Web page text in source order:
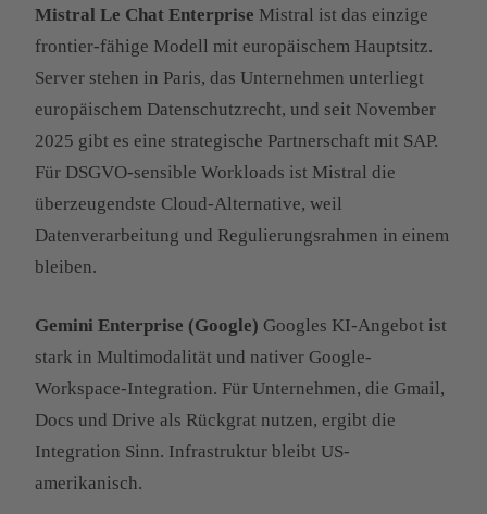
Mistral Le Chat Enterprise Mistral ist das einzige
frontier-fähige Modell mit europäischem Hauptsitz.
Server stehen in Paris, das Unternehmen unterliegt
europäischem Datenschutzrecht, und seit November
2025 gibt es eine strategische Partnerschaft mit SAP.
Für DSGVO-sensible Workloads ist Mistral die
überzeugendste Cloud-Alternative, weil
Datenverarbeitung und Regulierungsrahmen in einem
bleiben.
Gemini Enterprise (Google) Googles KI-Angebot ist
stark in Multimodalität und nativer Google-
Workspace-Integration. Für Unternehmen, die Gmail,
Docs und Drive als Rückgrat nutzen, ergibt die
Integration Sinn. Infrastruktur bleibt US-
amerikanisch.